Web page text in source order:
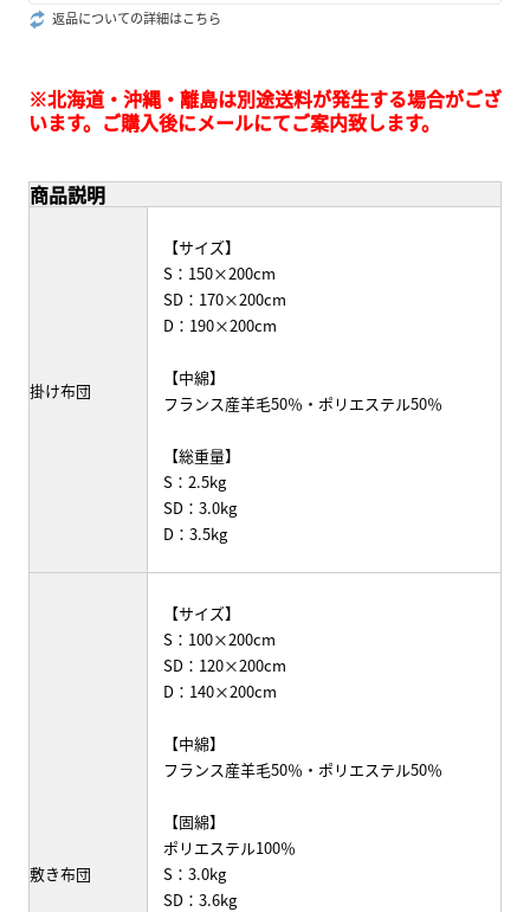
返品についての詳細はこちら
※北海道・沖縄・離島は別途送料が発生する場合がござ
います。ご購入後にメールにてご案内致します。
商品説明
掛け布団
【サイズ】
S：150×200cm
SD：170×200cm
D：190×200cm
【中綿】
フランス産羊毛50％・ポリエステル50％
【総重量】
S：2.5kg
SD：3.0kg
D：3.5kg
敷き布団
【サイズ】
S：100×200cm
SD：120×200cm
D：140×200cm
【中綿】
フランス産羊毛50％・ポリエステル50％
【固綿】
ポリエステル100％
S：3.0kg
SD：3.6kg